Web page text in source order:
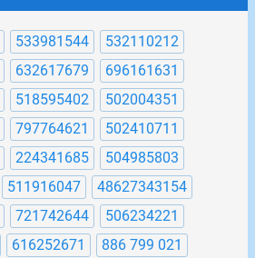
533981544
532110212
632617679
696161631
518595402
502004351
797764621
502410711
224341685
504985803
511916047
48627343154
721742644
506234221
616252671
886 799 021